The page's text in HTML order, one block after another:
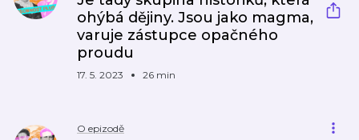
ohýbá dějiny. Jsou jako magma,
varuje zástupce opačného
proudu
17. 5. 2023 26 min
O epizodě